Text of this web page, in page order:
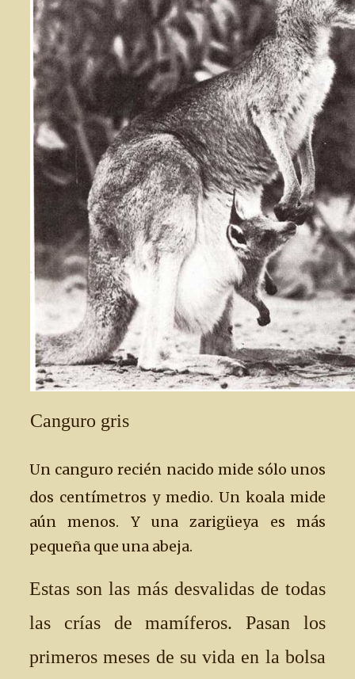
Canguro gris
Un canguro recién nacido mide sólo unos
dos centímetros y medio. Un koala mide
aún menos. Y una zarigüeya es más
pequeña que una abeja.
Estas son las más desvalidas de todas
las crías de mamíferos. Pasan los
primeros meses de su vida en la bolsa